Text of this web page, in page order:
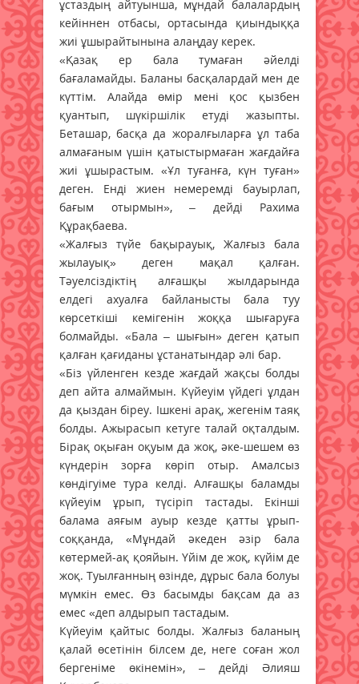
ұстаздың айтуынша, мұндай балалардың
кейіннен отбасы, ортасында қиындыққа
жиі ұшырайтынына алаңдау керек.
«Қазақ ер бала тумаған әйелді
бағаламайды. Баланы басқалардай мен де
күттім. Алайда өмір мені қос қызбен
қуантып, шүкіршілік етуді жазыпты.
Беташар, басқа да жоралғыларға ұл таба
алмағаным үшін қатыстырмаған жағдайға
жиі ұшырастым. «Ұл туғанға, күн туған»
деген. Енді жиен немеремді бауырлап,
бағым отырмын», – дейді Рахима
Құрақбаева.
«Жалғыз түйе бақырауық, Жалғыз бала
жылауық» деген мақал қалған.
Тәуелсіздіктің алғашқы жылдарында
елдегі ахуалға байланысты бала туу
көрсеткіші кемігенін жоққа шығаруға
болмайды. «Бала – шығын» деген қатып
қалған қағиданы ұстанатындар әлі бар.
«Біз үйленген кезде жағдай жақсы болды
деп айта алмаймын. Күйеуім үйдегі ұлдан
да қыздан біреу. Ішкені арақ, жегенім таяқ
болды. Ажырасып кетуге талай оқталдым.
Бірақ оқыған оқуым да жоқ, әке-шешем өз
күндерін зорға көріп отыр. Амалсыз
көндігуіме тура келді. Алғашқы баламды
күйеуім ұрып, түсіріп тастады. Екінші
балама аяғым ауыр кезде қатты ұрып-
соққанда, «Мұндай әкеден әзір бала
көтермей-ақ қояйын. Үйім де жоқ, күйім де
жоқ. Туылғанның өзінде, дұрыс бала болуы
мүмкін емес. Өз басымды бақсам да аз
емес «деп алдырып тастадым.
Күйеуім қайтыс болды. Жалғыз баланың
қалай өсетінін білсем де, неге соған жол
бергеніме өкінемін», – дейді Әлияш